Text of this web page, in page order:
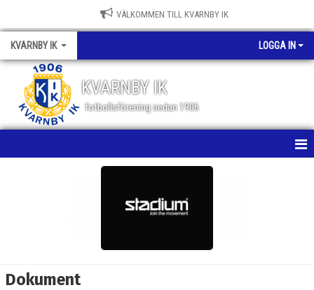
VÄLKOMMEN TILL KVARNBY IK
KVARNBY IK LOGGA IN
KVARNBY IK
fotbollsförening sedan 1906
Dokument